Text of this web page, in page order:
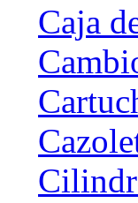
Caja